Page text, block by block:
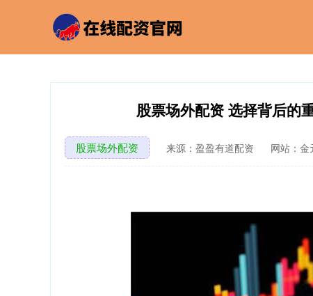
股票场外配资 选择背后的
股票场外配资 来源：盈盈有道配资 网站：金